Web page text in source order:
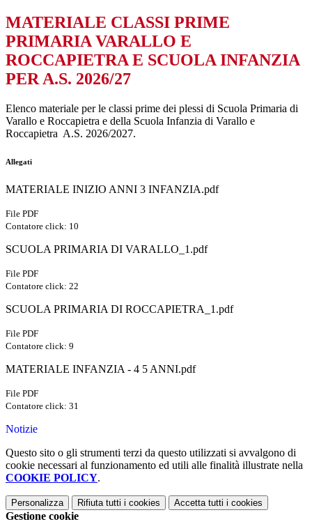
MATERIALE CLASSI PRIME
PRIMARIA VARALLO E
ROCCAPIETRA E SCUOLA INFANZIA
PER A.S. 2026/27
Elenco materiale per le classi prime dei plessi di Scuola Primaria di
Varallo e Roccapietra e della Scuola Infanzia di Varallo e
Roccapietra A.S. 2026/2027.
Allegati
MATERIALE INIZIO ANNI 3 INFANZIA.pdf
File PDF
Contatore click: 10
SCUOLA PRIMARIA DI VARALLO_1.pdf
File PDF
Contatore click: 22
SCUOLA PRIMARIA DI ROCCAPIETRA_1.pdf
File PDF
Contatore click: 9
MATERIALE INFANZIA - 4 5 ANNI.pdf
File PDF
Contatore click: 31
Notizie
Questo sito o gli strumenti terzi da questo utilizzati si avvalgono di
cookie necessari al funzionamento ed utili alle finalità illustrate nella
COOKIE POLICY.
Personalizza Rifiuta tutti i cookies Accetta tutti i cookies
Gestione cookie